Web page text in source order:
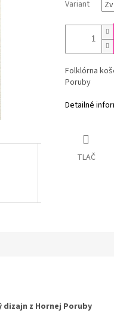
Variant
Folklórna
Poruby
Detailné
TLAČ
dizajn z Hornej Poruby